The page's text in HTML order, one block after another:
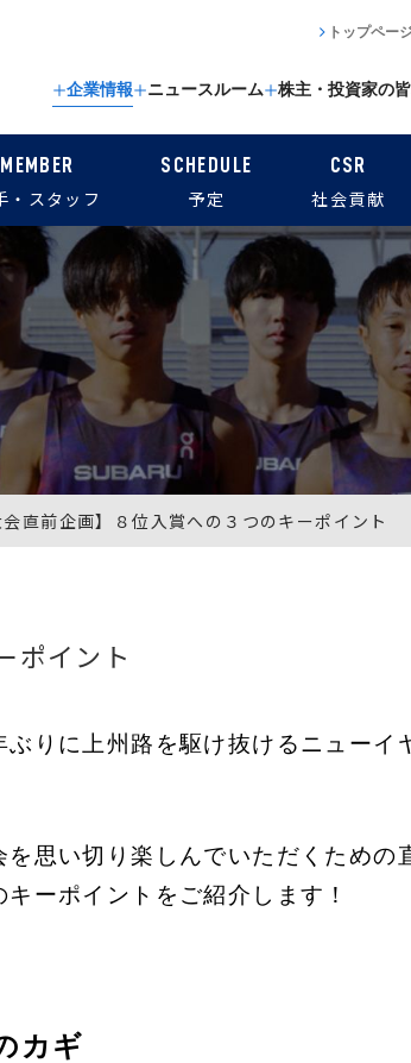
企業情報 ニュースルーム 株主・投資家の
トップペー
MEMBER
・スタッフ
SCHEDULE
予定
CSR
社会貢献
会直前企画】８位入賞への３つのキーポイント
ポイント
りに上州路を駆け抜けるニューイ
思い切り楽しんでいただくための
キーポイントをご紹介します！
カギ